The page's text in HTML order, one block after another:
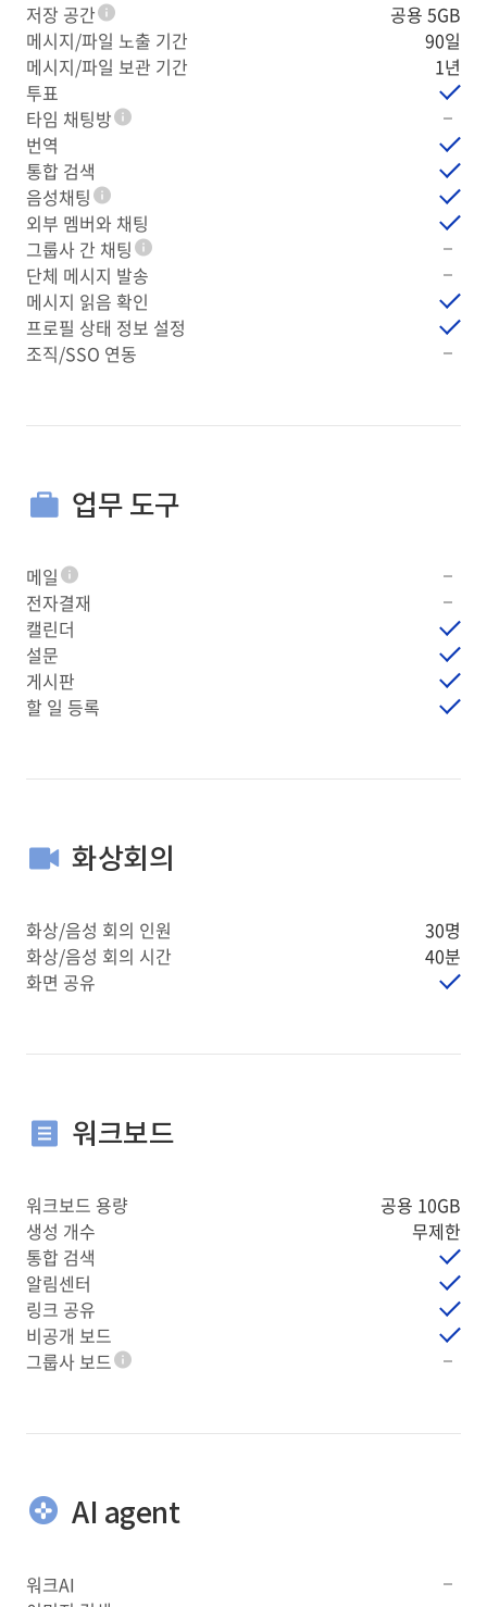
저장 공간
공용 5GB
메시지/파일 노출 기간
90일
메시지/파일 보관 기간
1년
투표
타임 채팅방
번역
통합 검색
음성채팅
외부 멤버와 채팅
그룹사 간 채팅
단체 메시지 발송
메시지 읽음 확인
프로필 상태 정보 설정
조직/SSO 연동
업무 도구
메일
전자결재
캘린더
설문
게시판
할 일 등록
화상회의
화상/음성 회의 인원
30명
화상/음성 회의 시간
40분
화면 공유
워크보드
워크보드 용량
공용 10GB
생성 개수
무제한
통합 검색
알림센터
링크 공유
비공개 보드
그룹사 보드
AI agent
워크AI